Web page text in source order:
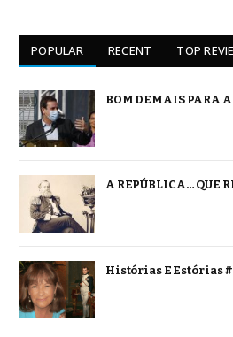
POPULAR RECENT TOP
BOM DEMAIS PARA
A REPÚBLICA… QUE
Histórias E Estórias